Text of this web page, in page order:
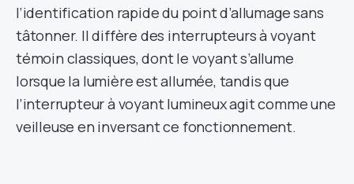
l’identification rapide du point d’allumage sans
tâtonner. Il diffère des interrupteurs à voyant
témoin classiques, dont le voyant s’allume
lorsque la lumière est allumée, tandis que
l’interrupteur à voyant lumineux agit comme une
veilleuse en inversant ce fonctionnement.